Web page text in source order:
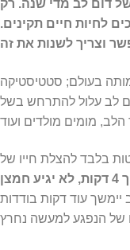
כ-8,000 מקרים של דום לב מדי שנה. רק
לחיות חיים תקינים.
בעולם; סטטיסטיקה
לב עלול להתרחש בשל
בלבד להצלת חייו של
אם לא נגיש לו סיוע מיידי תוך 4 דקות, לא יגיע חמצן
עוד דקות בודדות